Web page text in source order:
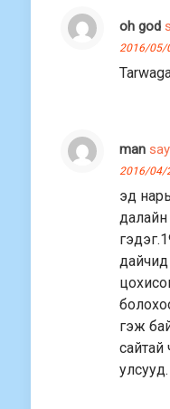
oh god
2016/05/
man
2016/04/
эд
гэж
сайтай
улсууд.